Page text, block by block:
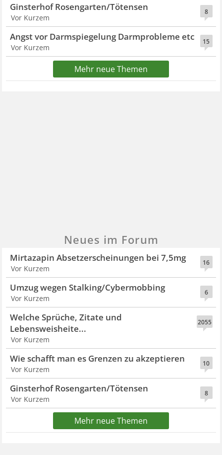
8
Ginsterhof Rosengarten/Tötensen
Vor Kurzem
15
Angst vor Darmspiegelung Darmprobleme etc
Vor Kurzem
Mehr neue Themen
Neues im Forum
16
Mirtazapin Absetzerscheinungen bei 7,5mg
Vor Kurzem
6
Umzug wegen Stalking/Cybermobbing
Vor Kurzem
2055
Welche Sprüche, Zitate und
Lebensweisheite...
Vor Kurzem
10
Wie schafft man es Grenzen zu akzeptieren
Vor Kurzem
8
Ginsterhof Rosengarten/Tötensen
Vor Kurzem
Mehr neue Themen